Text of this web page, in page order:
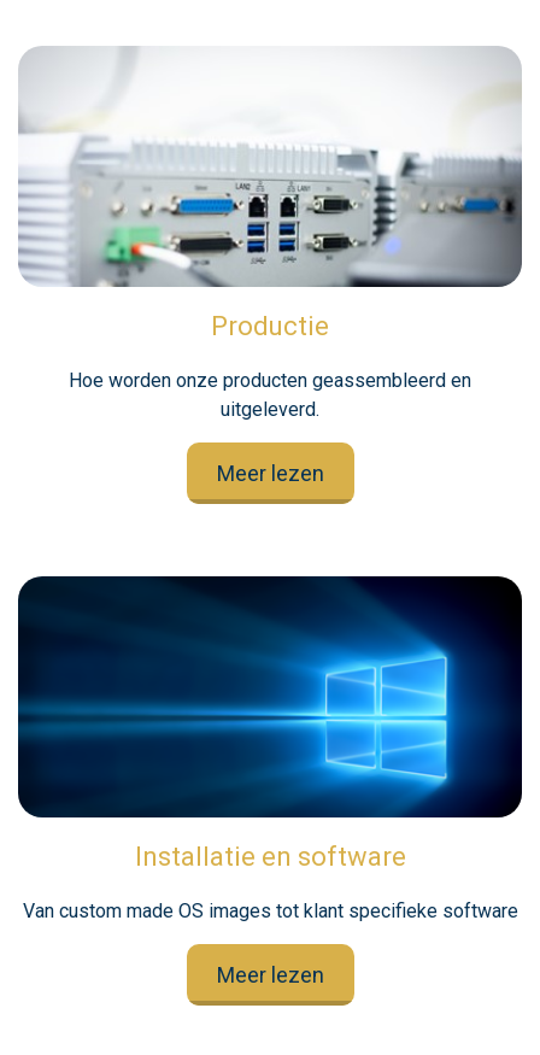
Productie
Hoe worden onze producten geassembleerd en
uitgeleverd.
Meer lezen
Installatie en software
Van custom made OS images tot klant specifieke software
Meer lezen